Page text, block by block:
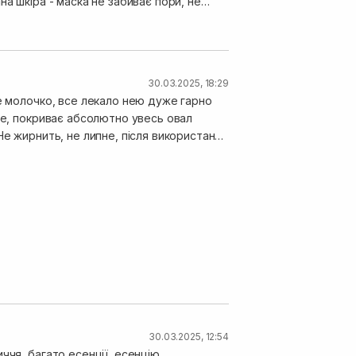
30.03.2025, 18:29
покриває абсолютно увесь овал
жирнить, не липне, після використання
достатньо, але шкіра на дотик
30.03.2025, 12:54